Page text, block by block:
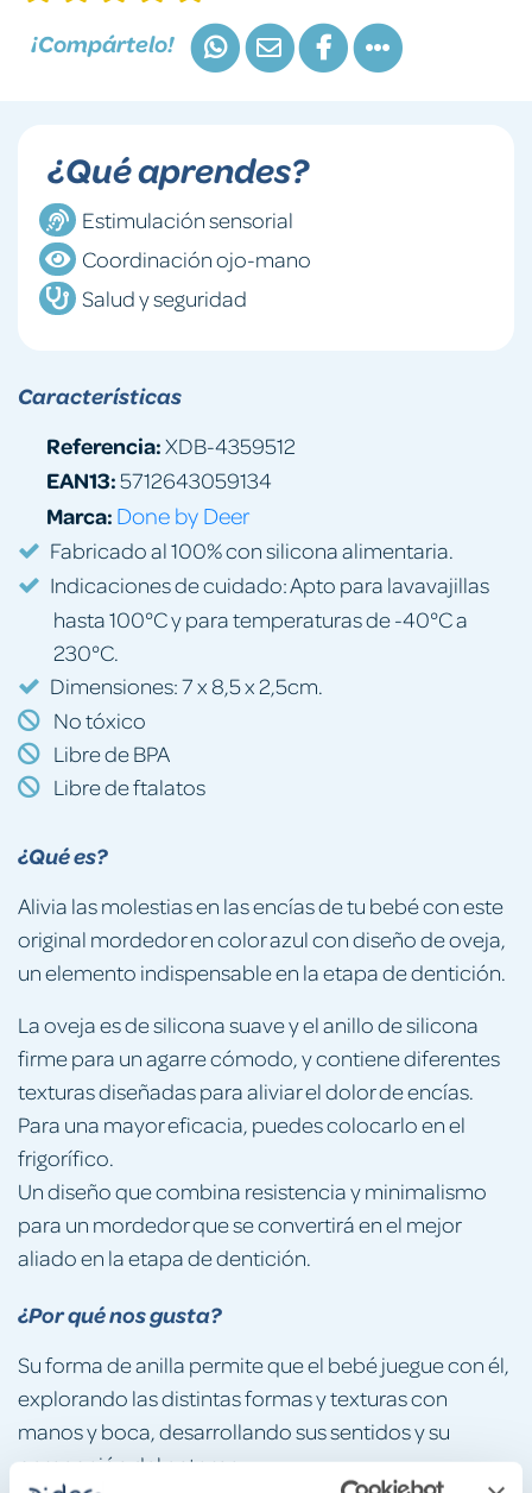
¡Compártelo!
¿Qué es?
Alivia las molestias en las encías de tu bebé con este
original mordedor en color azul con diseño de oveja,
un elemento indispensable en la etapa de dentición.
La oveja es de silicona suave y el anillo de silicona
firme para un agarre cómodo, y contiene diferentes
texturas diseñadas para aliviar el dolor de encías.
Para una mayor eficacia, puedes colocarlo en el
frigorífico.
Un diseño que combina resistencia y minimalismo
para un mordedor que se convertirá en el mejor
aliado en la etapa de dentición.
¿Por qué nos gusta?
Su forma de anilla permite que el bebé juegue con él,
explorando las distintas formas y texturas con
manos y boca, desarrollando sus sentidos y su
percepción del entorno.
¿Qué aprendes?
Estimulación sensorial
Coordinación ojo-mano
Salud y seguridad
Características
Referencia:XDB-4359512
EAN13:5712643059134
Marca: Done by Deer
Fabricado al 100% con silicona alimentaria.
Indicaciones de cuidado: Apto para lavavajillas
hasta 100°C y para temperaturas de -40°C a
230°C.
Dimensiones: 7 x 8,5 x 2,5cm.
No tóxico
Libre de BPA
Libre de ftalatos